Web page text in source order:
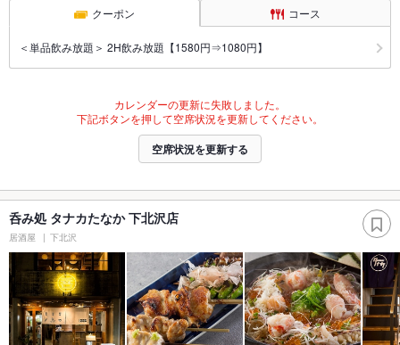
クーポン コース
＜単品飲み放題＞ 2H飲み放題【1580円⇒1080円】
カレンダーの更新に失敗しました。
下記ボタンを押して空席状況を更新してください。
空席状況を更新する
呑み処 タナカたなか 下北沢店
居酒屋 下北沢